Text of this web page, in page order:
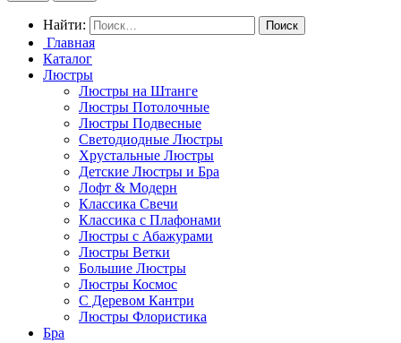
Найти:
Главная
Каталог
Люстры
Люстры на Штанге
Люстры Потолочные
Люстры Подвесные
Светодиодные Люстры
Хрустальные Люстры
Детские Люстры и Бра
Лофт & Модерн
Классика Свечи
Классика с Плафонами
Люстры с Абажурами
Люстры Ветки
Большие Люстры
Люстры Космос
С Деревом Кантри
Люстры Флористика
Бра